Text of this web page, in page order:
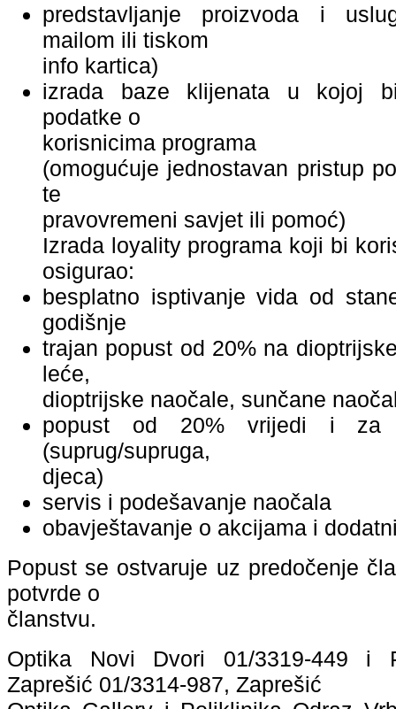
predstavljanje proizvoda i
mailom ili tiskom
info kartica)
izrada baze klijenata u kojoj
podatke o
korisnicima programa
(omogućuje jednostavan pristup
te
pravovremeni savjet ili pomoć)
Izrada loyality programa koji bi
osigurao:
besplatno isptivanje vida od
godišnje
trajan popust od 20% na
leće,
dioptrijske naočale, sunčane
popust od 20% vrijedi i za
(suprug/supruga,
djeca)
servis i podešavanje naočala
obavještavanje o akcijama i
Popust se ostvaruje uz predočenje
potvrde o
članstvu.
Optika Novi Dvori 01/3319-449 i
Zaprešić 01/3314-987, Zaprešić